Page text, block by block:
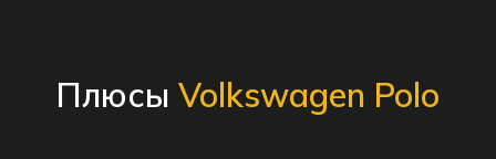
Плюсы Volkswagen Polo